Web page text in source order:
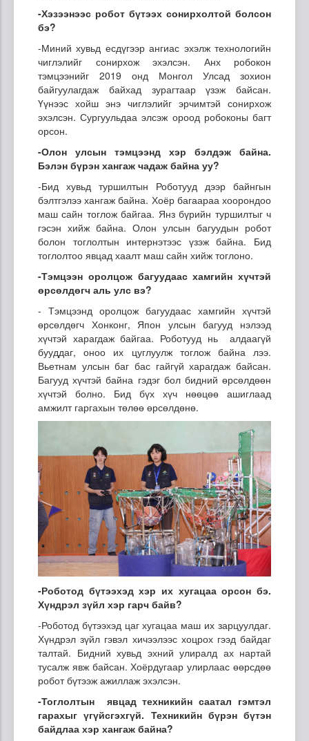
-Хэзээнээс робот бүтээх сонирхолтой болсон
бэ?
-Миний хувьд есдүгээр ангиас эхэлж технологийн
чиглэлийг сонирхож эхэлсэн. Анх робокон
тэмцээнийг 2019 онд Монгол Улсад зохион
байгуулагдаж байхад зурагтаар үзэж байсан.
Үүнээс хойш энэ чиглэлийг эрчимтэй сонирхож
эхэлсэн. Сургуульдаа элсэж ороод робоконы багт
орсон.
-Олон улсын тэмцээнд хэр бэлдэж байна.
Бэлэн бүрэн хангаж чадаж байна уу?
-Бид хувьд туршилтын Роботууд дээр байнгын
бэлтгэлээ хангаж байна. Хоёр багаараа хоорондоо
маш сайн тоглож байгаа. Янз бүрийн туршилтыг ч
гэсэн хийж байна. Олон улсын багуудын робот
болон тоглолтын интернэтээс үзэж байна. Бид
тоглолтоо явцад хаалт маш сайн хийж тоглоно.
-Тэмцээн оролцож багуудаас хамгийн хүчтэй
өрсөлдөгч аль улс вэ?
- Тэмцээнд оролцож багуудаас хамгийн хүчтэй
өрсөлдөгч Хонконг, Япон улсын багууд нэлээд
хүчтэй харагдаж байгаа. Роботууд нь алдаагүй
бууддаг, оноо их цуглуулж тоглож байна лээ.
Вьетнам улсын баг бас гайгүй харагдаж байсан.
Багууд хүчтэй байна гэдэг бол бидний өрсөлдөөн
хүчтэй болно. Бид бүх хүч нөөцөө ашиглаад
амжилт гаргахын төлөө өрсөлдөнө.
-Роботод бүтээхэд хэр их хугацаа орсон бэ.
Хүндрэл зүйл хэр гарч байв?
-Роботод бүтээхэд цаг хугацаа маш их зарцуулдаг.
Хүндрэл зүйл гэвэл хичээлээс хоцрох гээд байдаг
талтай. Бидний хувьд эхний улиралд ах нартай
тусалж явж байсан. Хоёрдугаар улирлаас өөрсдөө
робот бүтээж ажиллаж эхэлсэн.
-Тоглолтын явцад техникийн саатал гэмтэл
гарахыг үгүйсгэхгүй. Техникийн бүрэн бүтэн
байдлаа хэр хангаж байна?